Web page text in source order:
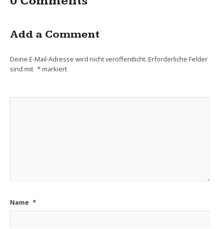
Add a Comment
Deine E-Mail-Adresse wird nicht veröffentlicht. Erforderliche Felder
sind mit *markiert
Name *